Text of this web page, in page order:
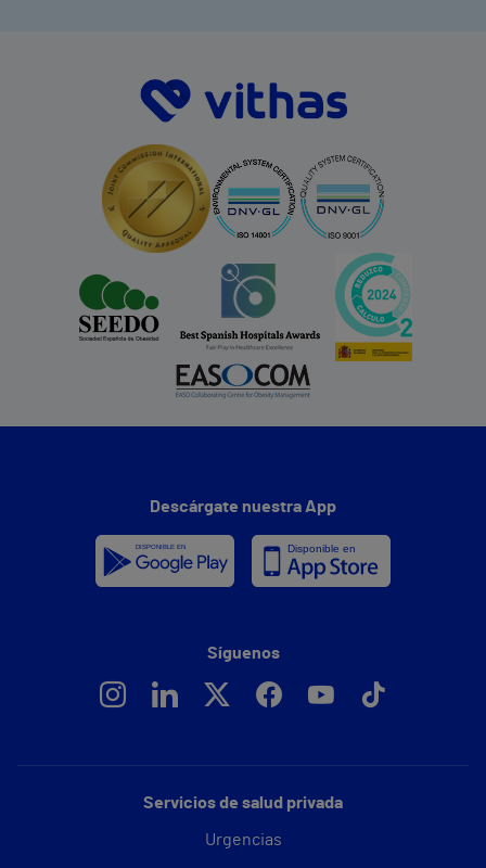
Servicios de salud privada
Urgencias
Descárgate nuestra App
Síguenos